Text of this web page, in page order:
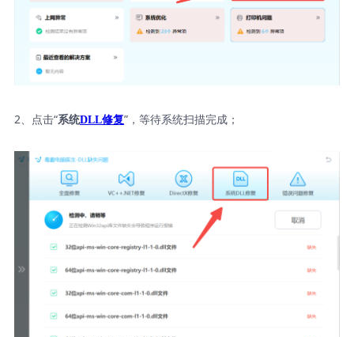
2、点击“系统DLL修复”，等待系统扫描完成；